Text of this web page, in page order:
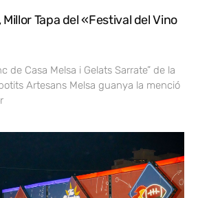
Millor Tapa del «Festival del Vino
de Casa Melsa i Gelats Sarrate” de la
Artesans Melsa guanya la menció